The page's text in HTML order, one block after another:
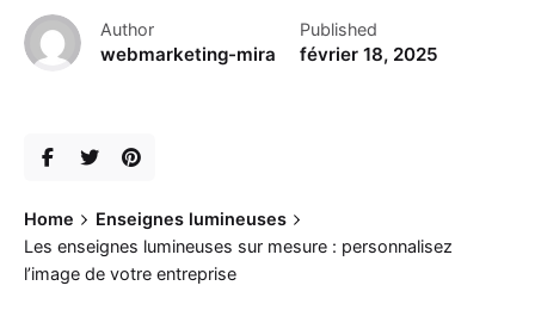
Author
webmarketing-mira
Published
février 18, 2025
Home
Enseignes lumineuses
Les enseignes lumineuses sur mesure : personnalisez
l’image de votre entreprise